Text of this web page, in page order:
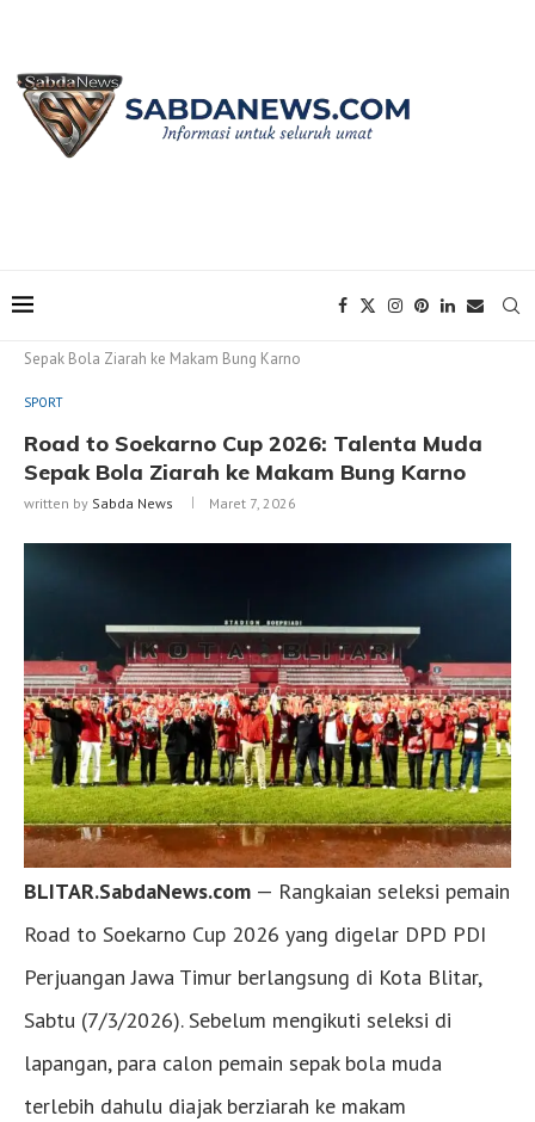
Sepak Bola Ziarah ke Makam Bung Karno
SPORT
Road to Soekarno Cup 2026: Talenta Muda
Sepak Bola Ziarah ke Makam Bung Karno
written by Sabda News Maret 7, 2026
BLITAR.SabdaNews.com — Rangkaian seleksi pemain
Road to Soekarno Cup 2026 yang digelar DPD PDI
Perjuangan Jawa Timur berlangsung di Kota Blitar,
Sabtu (7/3/2026). Sebelum mengikuti seleksi di
lapangan, para calon pemain sepak bola muda
terlebih dahulu diajak berziarah ke makam